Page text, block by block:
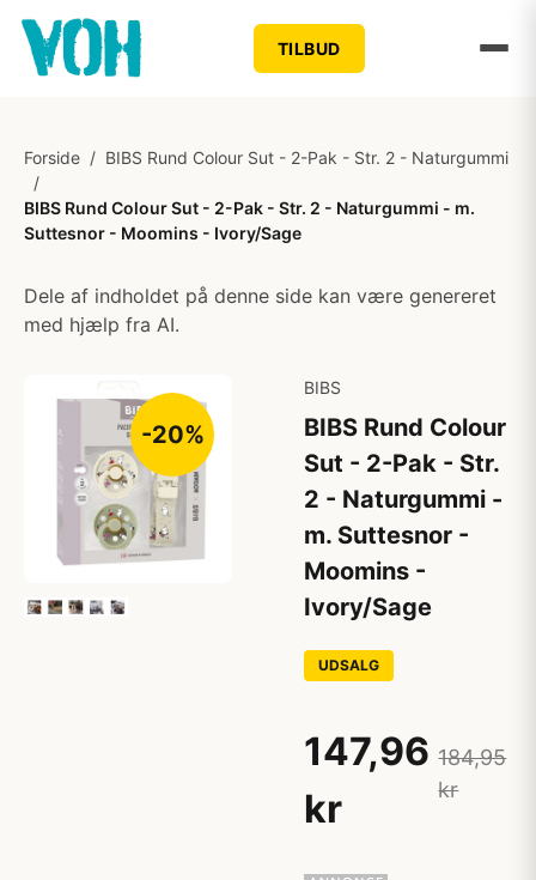
TILBUD
Forside / BIBS Rund Colour Sut - 2-Pak - Str. 2 - Naturgummi
/
BIBS Rund Colour Sut - 2-Pak - Str. 2 - Naturgummi - m.
Suttesnor - Moomins - Ivory/Sage
Dele af indholdet på denne side kan være genereret
med hjælp fra AI.
-20%
BIBS
BIBS Rund Colour
Sut - 2-Pak - Str.
2 - Naturgummi -
m. Suttesnor -
Moomins -
Ivory/Sage
UDSALG
147,96
kr
184,95
kr